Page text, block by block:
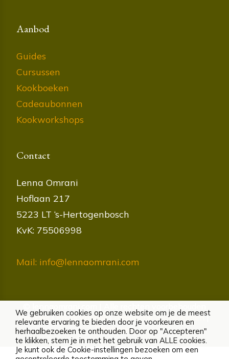
Aanbod
Guides
Cursussen
Kookboeken
Cadeaubonnen
Kookworkshops
Contact
Lenna Omrani
Hoflaan 217
5223 LT ‘s-Hertogenbosch
KvK: 75506998
Mail: info@lennaomrani.com
Cookies|Privacybeleid|Algemene voorwaarden|
Disclaimer
We gebruiken cookies op onze website om je de meest
relevante ervaring te bieden door je voorkeuren en
herhaalbezoeken te onthouden. Door op "Accepteren"
te klikken, stem je in met het gebruik van ALLE cookies.
Je kunt ook de Cookie-instellingen bezoeken om een